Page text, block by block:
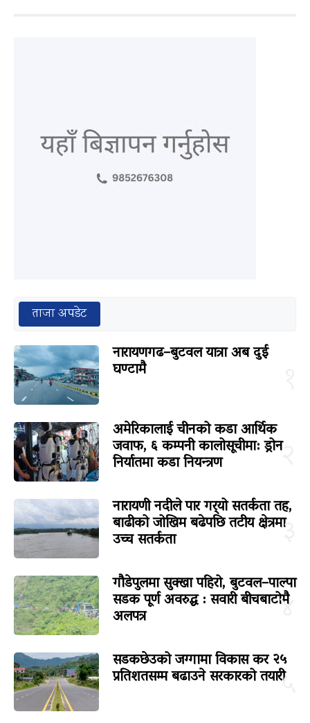
ताजा अपडेट
नारायणगढ–बुटवल यात्रा अब दुई
घण्टामै
२
अमेरिकालाई चीनको कडा आर्थिक
जवाफ, ६ कम्पनी कालोसूचीमा: ड्रोन
निर्यातमा कडा नियन्त्रण
३
नारायणी नदीले पार गर्‍यो सतर्कता तह,
बाढीको जोखिम बढेपछि तटीय क्षेत्रमा
उच्च सतर्कता
४
गौडेपुलमा सुक्खा पहिरो, बुटवल–पाल्पा
सडक पूर्ण अवरुद्ध : सवारी बीचबाटोमै
अलपत्र
५
सडकछेउको जग्गामा विकास कर २५
प्रतिशतसम्म बढाउने सरकारको तयारी